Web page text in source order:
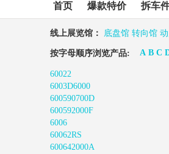
首页 爆款特价 拆车
线上展览馆： 底盘馆 转向馆
按字母顺序浏览产品: A B C
60022
6003D6000
600590700D
600592000F
6006
60062RS
600642000A